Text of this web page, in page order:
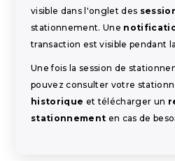
visible dans l'onglet des
stationnement. Une
transaction est visible pendant
Une fois la session de
pouvez consulter votre
historique et télécharger un
stationnement en cas de